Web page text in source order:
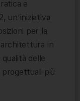
e
un’iniziativa
per la
in
qualità delle
più